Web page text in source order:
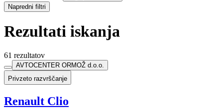
Napredni filtri
Rezultati iskanja
61 rezultatov
AVTOCENTER ORMOŽ d.o.o.
Privzeto razvrščanje
Renault Clio